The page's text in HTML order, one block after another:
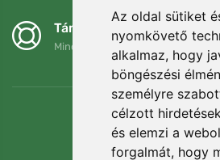
Az oldal sütiket
nyomkövető
alkalmaz, hogy
böngészési
személyre
célzott
és elemzi a
forgalmát, hogy
Támogatjuk a Trees.org-ot
Minden megrendelésért ültetünk